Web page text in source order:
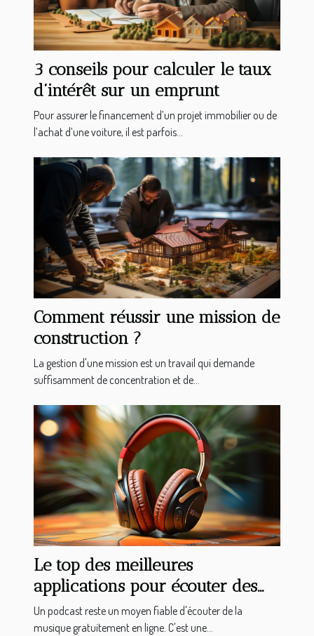
3 conseils pour calculer le taux
d’intérêt sur un emprunt
Pour assurer le financement d’un projet immobilier ou de
l’achat d’une voiture, il est parfois...
Comment réussir une mission de
construction ?
La gestion d'une mission est un travail qui demande
suffisamment de concentration et de...
Le top des meilleures
applications pour écouter des
podcasts sur votre Android
Un podcast reste un moyen fiable d'écouter de la
musique gratuitement en ligne. C'est une...